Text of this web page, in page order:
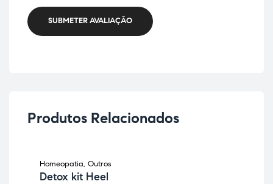
SUBMETER AVALIAÇÃO
Produtos Relacionados
Homeopatia, Outros
Detox kit Heel